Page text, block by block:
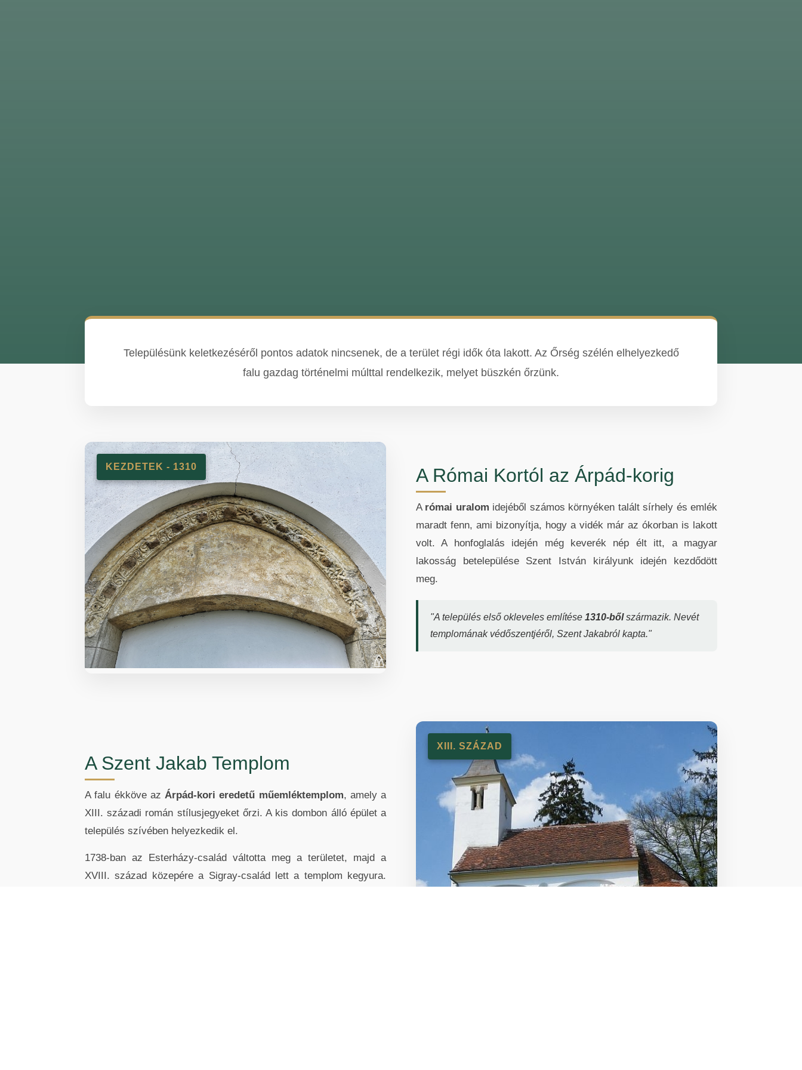
Településünk keletkezéséről pontos adatok nincsenek, de a terület régi idők óta lakott. Az Őrség szélén elhelyezkedő
falu gazdag történelmi múlttal rendelkezik, melyet büszkén őrzünk.
KEZDETEK - 1310 A Római Kortól az Árpád-korig
A római uralom idejéből számos környéken talált sírhely és emlék
maradt fenn, ami bizonyítja, hogy a vidék már az ókorban is lakott
volt. A honfoglalás idején még keverék nép élt itt, a magyar
lakosság betelepülése Szent István királyunk idején kezdődött
meg.
"A település első okleveles említése 1310-bőlszármazik. Nevét
templomának védőszentjéről, Szent Jakabról kapta."
XIII. SZÁZAD
A Szent Jakab Templom
A falu ékköve az Árpád-kori eredetű műemléktemplom, amely a
XIII. századi román stílusjegyeket őrzi. A kis dombon álló épület a
település szívében helyezkedik el.
1738-ban az Esterházy-család váltotta meg a területet, majd a
XVIII. század közepére a Sigray-család lett a templom kegyura.